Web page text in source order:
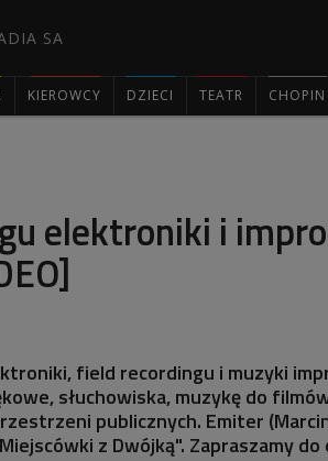
SA
KIEROWCY DZIECI TEATR CHOPIN
elektroniki i
field recordingu i muzyki
słuchowiska, muzykę do
publicznych. Emiter
z Dwójką". Zapraszamy do